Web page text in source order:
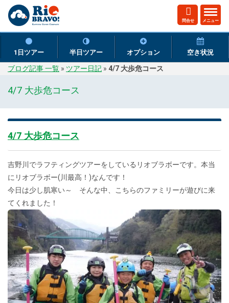
ト
グ
ナ
ビ
メニュー
問合せ
1日ツアー 半日ツアー オプション 空き状況
ブログ記事 一覧 » ツアー日記 » 4/7 大歩危コース
4/7 大歩危コース
4/7 大歩危コース
吉野川でラフティングツアーをしているリオブラボーです。本当
にリオブラボー(川最高！)なんです！
今日は少し肌寒い～ そんな中、こちらのファミリーが遊びに来
てくれました！